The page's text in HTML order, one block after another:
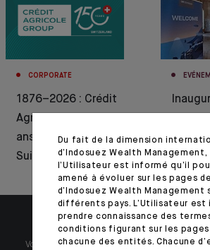
CORPORATE
1876–2026 : Crédit
Agricole célèbre 150
ans d’histoire en
Suisse
de
Votre patrimoine est unique et requiert des
Du fait de la dimension
d’Indosuez Wealth Management,
l’Utilisateur est informé qu’il
amené à évoluer sur les pages
d’Indosuez Wealth Management
différents pays. L’Utilisateur est
prendre connaissance des
conditions figurant sur les pages
chacune des entités. Chacune